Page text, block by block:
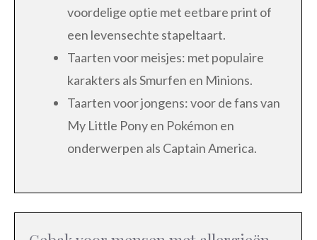
voordelige optie met eetbare print of
een levensechte stapeltaart.
Taarten voor meisjes: met populaire
karakters als Smurfen en Minions.
Taarten voor jongens: voor de fans van
My Little Pony en Pokémon en
onderwerpen als Captain America.